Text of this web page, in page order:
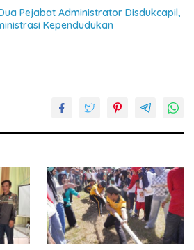
Pejabat Administrator Disdukcapil,
Kependudukan